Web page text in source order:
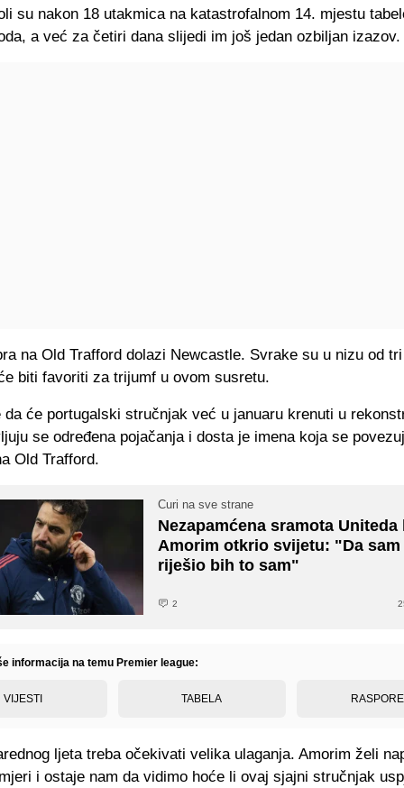
su nakon 18 utakmica na katastrofalnom 14. mjestu
a već za četiri dana slijedi im još jedan ozbiljan izazov.
na Old Trafford dolazi Newcastle. Svrake su u nizu od
biti favoriti za trijumf u ovom susretu.
da će portugalski stručnjak već u januaru krenuti u
se određena pojačanja i dosta je imena koja se
Old Trafford.
Curi na sve strane
Nezapamćena sramota Uniteda
Amorim otkrio svijetu: "Da sam
riješio bih to sam"
2
informacija na temu Premier league:
VIJESTI TABELA
ljeta treba očekivati velika ulaganja. Amorim želi
i ostaje nam da vidimo hoće li ovaj sjajni stručnjak